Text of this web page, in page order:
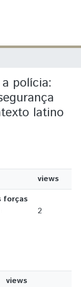
polícia:
latino
views
forças
2
views